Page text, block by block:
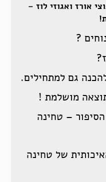
אורז ואגוזי לוז –
?
גם למתחילים.
מושלמת !
– טחינה
של טחינה